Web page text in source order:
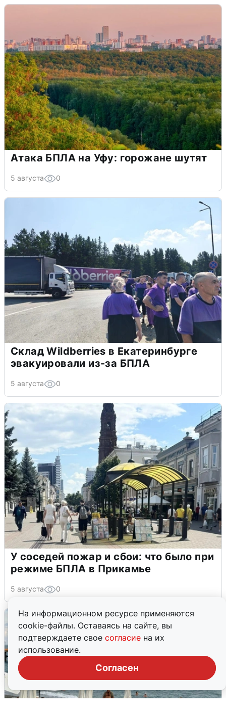
На информационном ресурсе применяются
cookie-файлы. Оставаясь на сайте, вы
подтверждаете свое согласие на их
использование.
Согласен
Атака БПЛА на Уфу: горожане шутят
5 августа 0
Склад Wildberries в Екатеринбурге
эвакуировали из-за БПЛА
5 августа 0
У соседей пожар и сбои: что было при
режиме БПЛА в Прикамье
5 августа 0